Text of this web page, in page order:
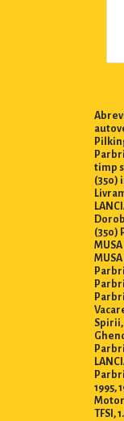
timp
(350)
(350)
Spirii,
1995,
TFSI,